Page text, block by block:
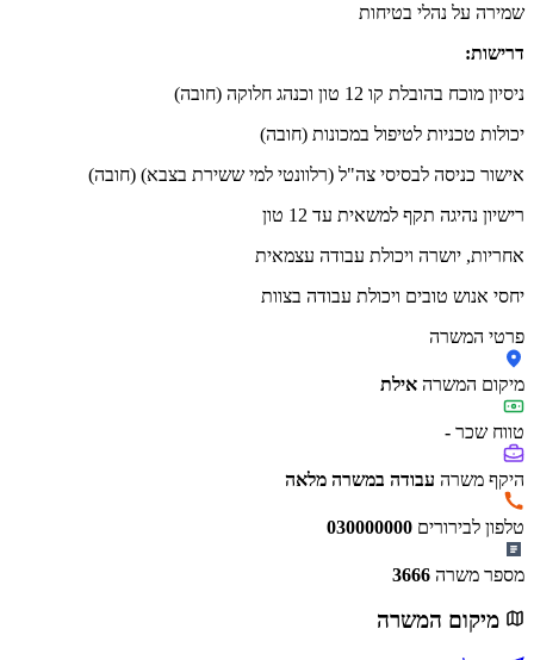
שמירה על נהלי בטיחות
דרישות:
ניסיון מוכח בהובלת קו 12 טון וכנהג חלוקה (חובה)
יכולות טכניות לטיפול במכונות (חובה)
אישור כניסה לבסיסי צה"ל (רלוונטי למי ששירת בצבא) (חובה)
רישיון נהיגה תקף למשאית עד 12 טון
אחריות, יושרה ויכולת עבודה עצמאית
יחסי אנוש טובים ויכולת עבודה בצוות
פרטי המשרה
מיקום המשרה אילת
טווח שכר -
היקף משרה עבודה במשרה מלאה
טלפון לבירורים 030000000
מספר משרה 3666
מיקום המשרה